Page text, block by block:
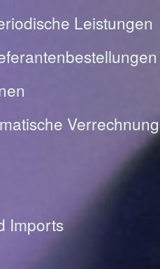
Leistungen
Verrechnung
Imports